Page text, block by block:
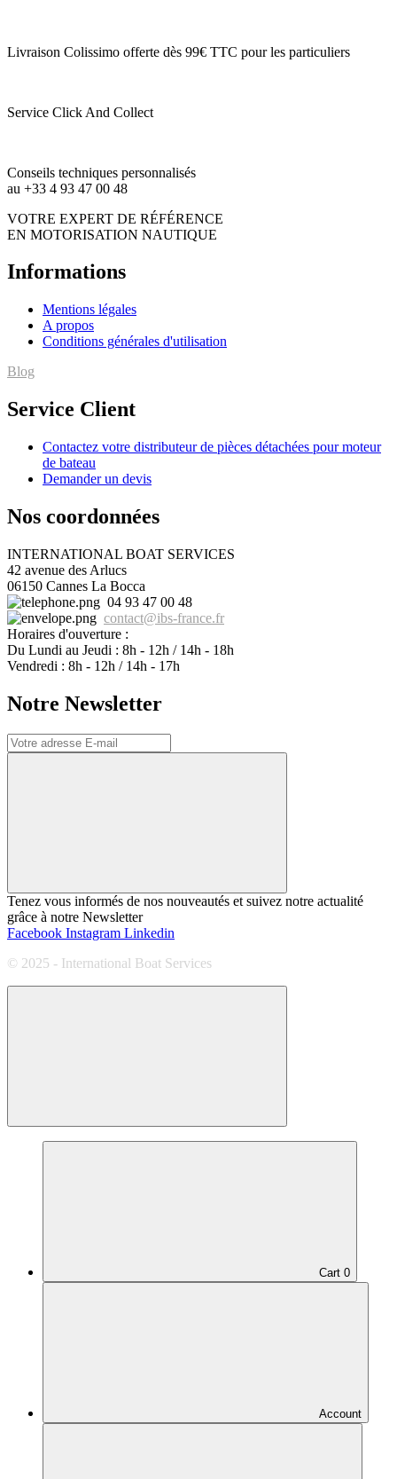
Livraison Colissimo offerte dès 99€ TTC pour les particuliers
Service Click And Collect
Conseils techniques personnalisés
au +33 4 93 47 00 48
VOTRE EXPERT DE RÉFÉRENCE
EN MOTORISATION NAUTIQUE
Informations
Mentions légales
A propos
Conditions générales d'utilisation
Blog
Service Client
Contactez votre distributeur de pièces détachées pour moteur
de bateau
Demander un devis
Nos coordonnées
INTERNATIONAL BOAT SERVICES
42 avenue des Arlucs
06150 Cannes La Bocca
04 93 47 00 48
contact@ibs-france.fr
Horaires d'ouverture :
Du Lundi au Jeudi : 8h - 12h / 14h - 18h
Vendredi : 8h - 12h / 14h - 17h
Notre Newsletter
Tenez vous informés de nos nouveautés et suivez notre actualité
grâce à notre Newsletter
Facebook Instagram Linkedin
© 2025 - International Boat Services
Cart 0
Account